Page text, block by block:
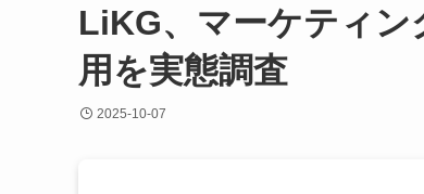
LiKG、マーケティン
用を実態調査
2025-10-07